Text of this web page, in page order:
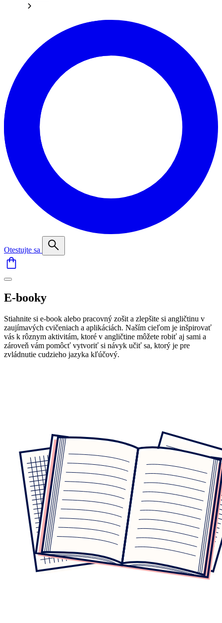
Otestujte sa
E-booky
Stiahnite si e-book alebo pracovný zošit a zlepšite si angličtinu v
zaujímavých cvičeniach a aplikáciách. Naším cieľom je inšpirovať
vás k rôznym aktivitám, ktoré v angličtine môžete robiť aj sami a
zároveň vám pomôcť vytvoriť si návyk učiť sa, ktorý je pre
zvládnutie cudzieho jazyka kľúčový.